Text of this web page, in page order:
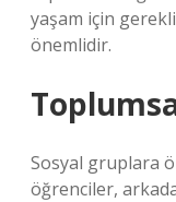
yaşam için
önemlidir.
Sosyal gruplara
öğrenciler,